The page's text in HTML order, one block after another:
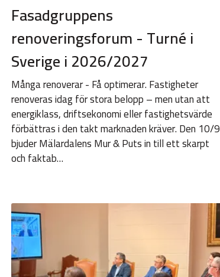
Fasadgruppens
renoveringsforum - Turné i
Sverige i 2026/2027
Många renoverar - Få optimerar. Fastigheter
renoveras idag för stora belopp – men utan att
energiklass, driftsekonomi eller fastighetsvärde
förbättras i den takt marknaden kräver. Den 10/9
bjuder Mälardalens Mur & Puts in till ett skarpt
och faktab…